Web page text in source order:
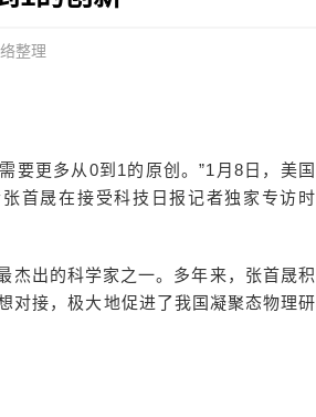
整理
要更多从0到1的原创。”1月8日，美国
首晟在接受科技日报记者独家专访时
杰出的科学家之一。多年来，张首晟积
对接，极大地促进了我国凝聚态物理研